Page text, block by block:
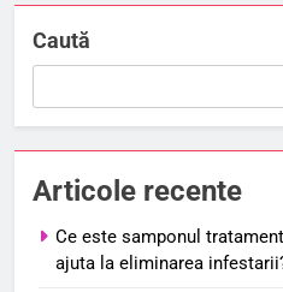
Caută
Articole recente
Ce este samponul
ajuta la eliminarea